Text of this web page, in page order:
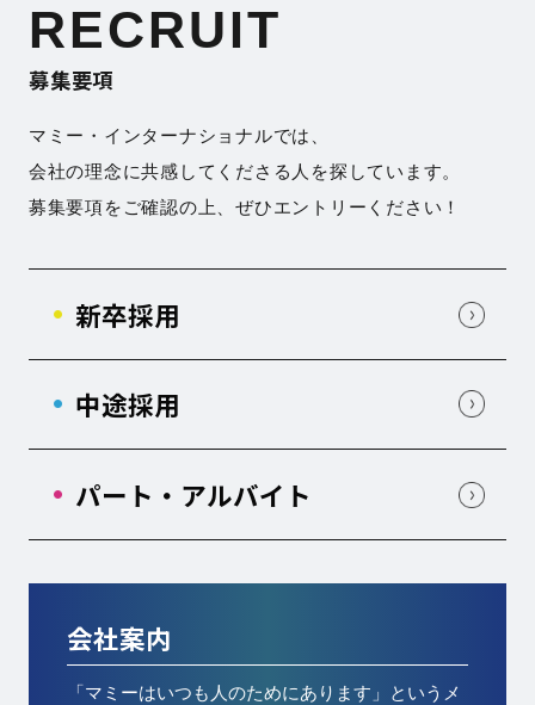
RECRUIT
募集要項
マミー・インターナショナルでは、
会社の理念に共感してくださる人を探しています。
募集要項をご確認の上、ぜひエントリーください！
新卒採用
中途採用
パート・アルバイト
会社案内
「マミーはいつも人のためにあります」というメ